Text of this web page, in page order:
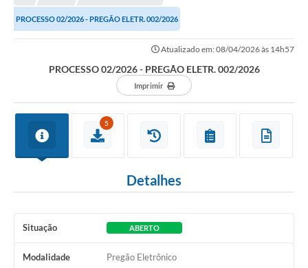
Serviços Públicos
Questionário de Mapeamento Cultural
Coleta virtual: Planejamento de 2027
Fundo Social de Solidariedade de Iepê
PROCESSO 02/2026 - PREGÃO ELETR. 002/2026
Atualizado em: 08/04/2026 às 14h57
PROCESSO 02/2026 - PREGÃO ELETR. 002/2026
Imprimir
5
Detalhes
Situação ABERTO
Modalidade Pregão Eletrônico